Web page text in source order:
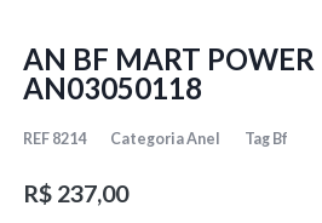
AN BF MART
AN03050118
REF 8214 CategoriaAnel Tag Bf
R$237,00